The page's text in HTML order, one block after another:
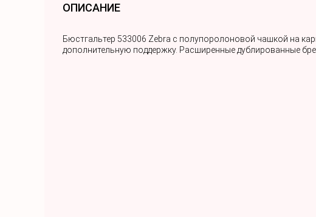
ОПИСАНИЕ
Бюстгальтер 533006 Zebra с полупоролоновой чашкой на
дополнительную поддержку. Расширенные дублированные